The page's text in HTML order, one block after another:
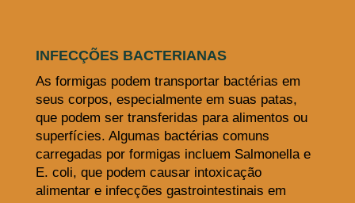
INFECÇÕES BACTERIANAS
As formigas podem transportar bactérias em
seus corpos, especialmente em suas patas,
que podem ser transferidas para alimentos ou
superfícies. Algumas bactérias comuns
carregadas por formigas incluem Salmonella e
E. coli, que podem causar intoxicação
alimentar e infecções gastrointestinais em